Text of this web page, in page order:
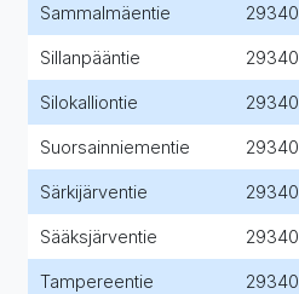
Sammalmäentie 29340
Sillanpääntie 29340
Silokalliontie 29340
Suorsainniementie 29340
Särkijärventie 29340
Sääksjärventie 29340
Tampereentie 29340